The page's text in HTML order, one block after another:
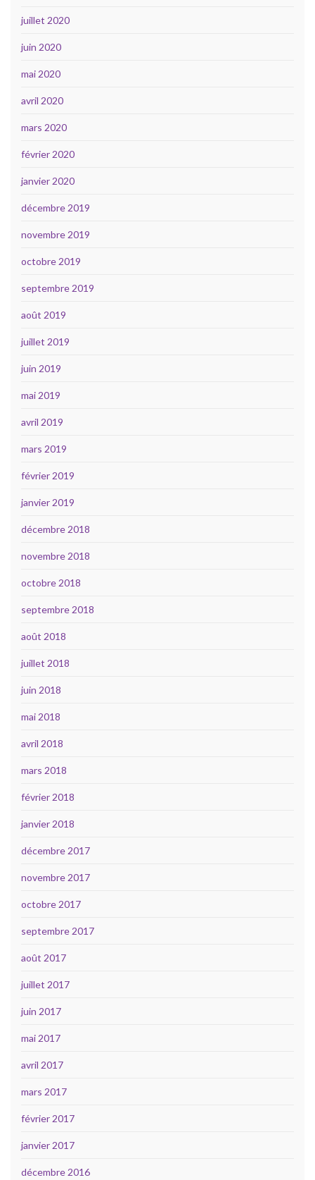
juillet 2020
juin 2020
mai 2020
avril 2020
mars 2020
février 2020
janvier 2020
décembre 2019
novembre 2019
octobre 2019
septembre 2019
août 2019
juillet 2019
juin 2019
mai 2019
avril 2019
mars 2019
février 2019
janvier 2019
décembre 2018
novembre 2018
octobre 2018
septembre 2018
août 2018
juillet 2018
juin 2018
mai 2018
avril 2018
mars 2018
février 2018
janvier 2018
décembre 2017
novembre 2017
octobre 2017
septembre 2017
août 2017
juillet 2017
juin 2017
mai 2017
avril 2017
mars 2017
février 2017
janvier 2017
décembre 2016